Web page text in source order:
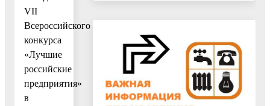
VII
Всероссийского
конкурса
«Лучшие
российские
предприятия»
в